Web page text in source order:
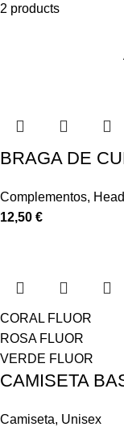
2 products
BRAGA DE
Complementos,
12,50 €
CORAL FLUOR
ROSA FLUOR
VERDE FLUOR
CAMISETA
Camiseta, Unisex